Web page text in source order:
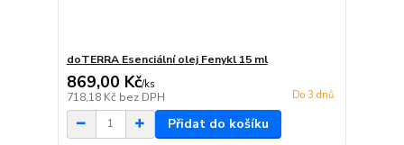
doTERRA Esenciální olej Fenykl 15 ml
869,00 Kč/ks
718,18 Kč bez DPH Do 3 dnů
Přidat do košíku